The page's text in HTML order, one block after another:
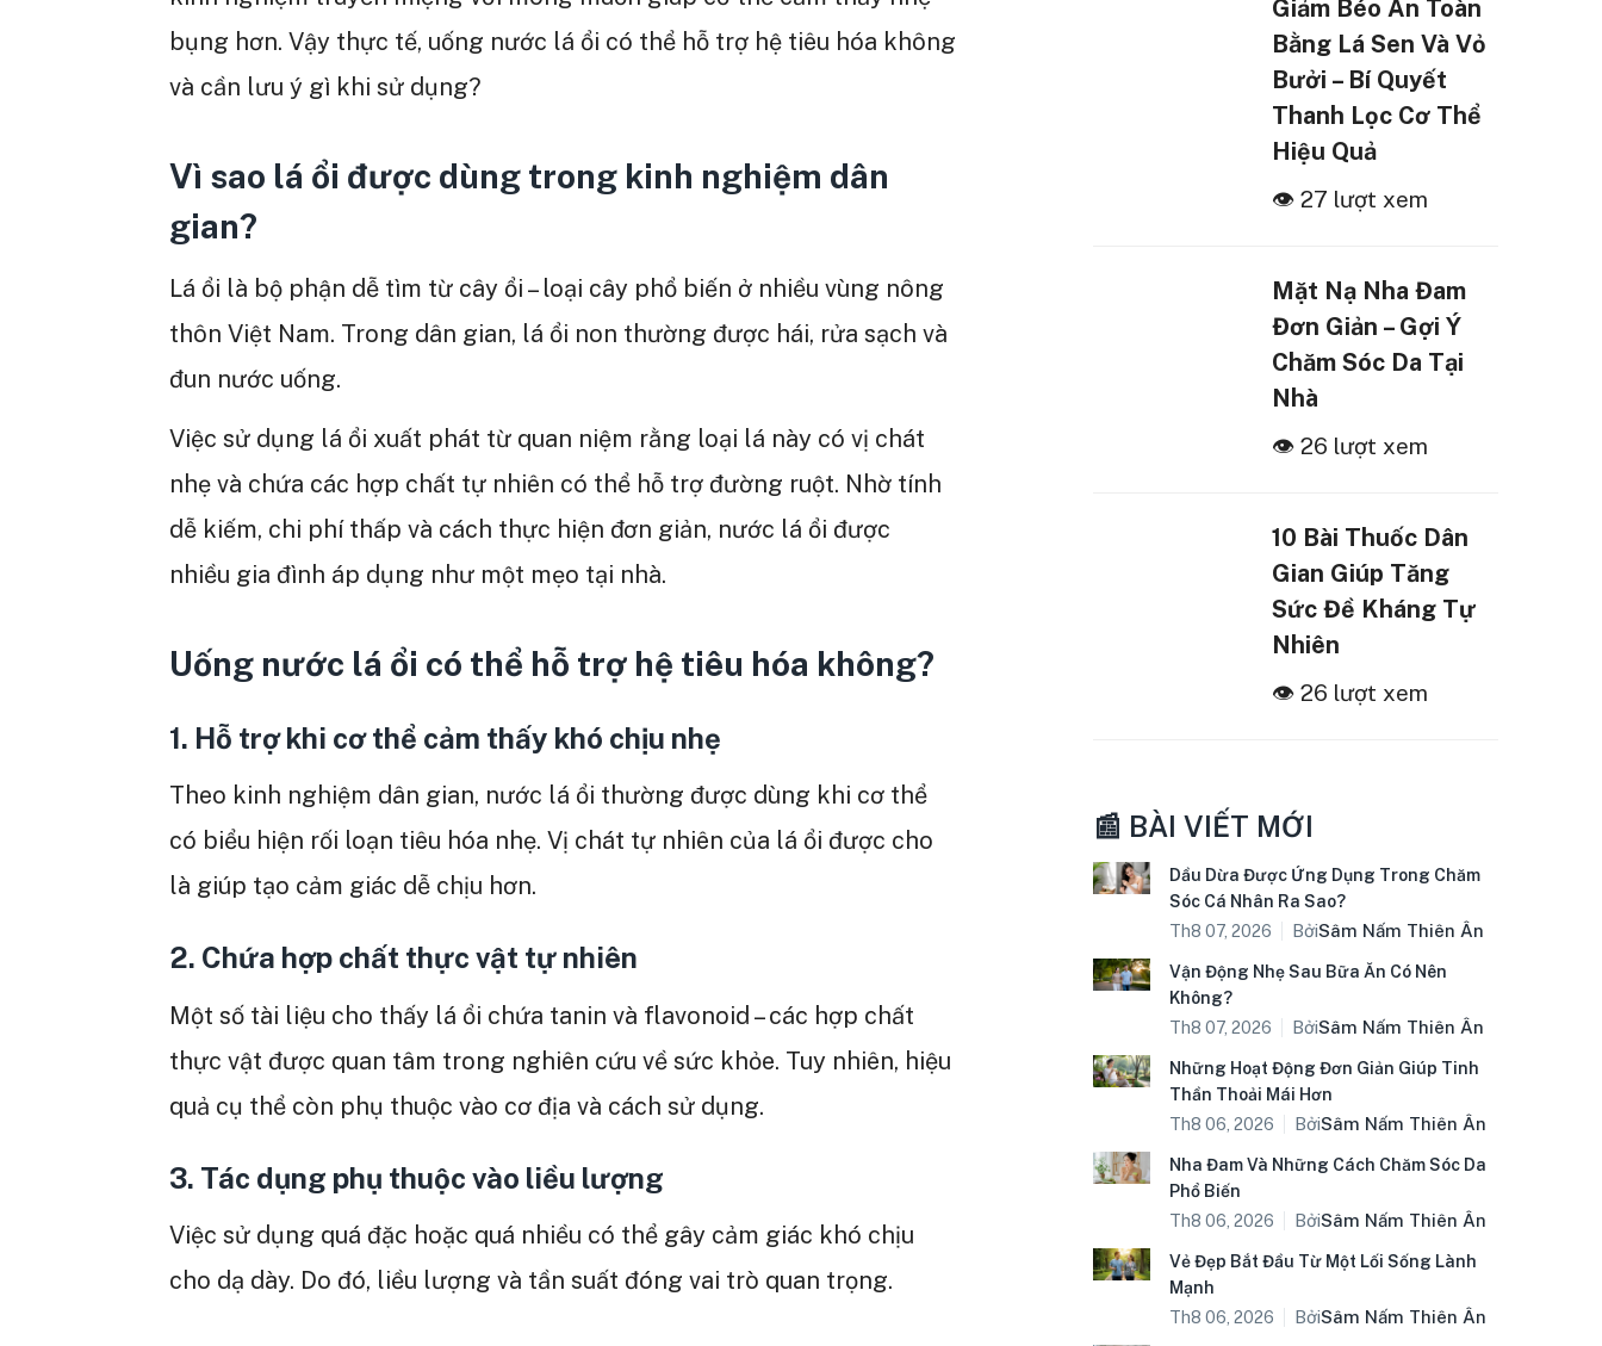
bụng hơn. Vậy thực tế, uống nước lá ổi có thể hỗ trợ hệ tiêu hóa không
và cần lưu ý gì khi sử dụng?
Vì sao lá ổi được dùng trong kinh nghiệm dân
gian?
Lá ổi là bộ phận dễ tìm từ cây ổi – loại cây phổ biến ở nhiều vùng nông
thôn Việt Nam. Trong dân gian, lá ổi non thường được hái, rửa sạch và
đun nước uống.
Việc sử dụng lá ổi xuất phát từ quan niệm rằng loại lá này có vị chát
nhẹ và chứa các hợp chất tự nhiên có thể hỗ trợ đường ruột. Nhờ tính
dễ kiếm, chi phí thấp và cách thực hiện đơn giản, nước lá ổi được
nhiều gia đình áp dụng như một mẹo tại nhà.
Uống nước lá ổi có thể hỗ trợ hệ tiêu hóa không?
1. Hỗ trợ khi cơ thể cảm thấy khó chịu nhẹ
Theo kinh nghiệm dân gian, nước lá ổi thường được dùng khi cơ thể
có biểu hiện rối loạn tiêu hóa nhẹ. Vị chát tự nhiên của lá ổi được cho
là giúp tạo cảm giác dễ chịu hơn.
2. Chứa hợp chất thực vật tự nhiên
Một số tài liệu cho thấy lá ổi chứa tanin và flavonoid – các hợp chất
thực vật được quan tâm trong nghiên cứu về sức khỏe. Tuy nhiên, hiệu
quả cụ thể còn phụ thuộc vào cơ địa và cách sử dụng.
3. Tác dụng phụ thuộc vào liều lượng
Việc sử dụng quá đặc hoặc quá nhiều có thể gây cảm giác khó chịu
cho dạ dày. Do đó, liều lượng và tần suất đóng vai trò quan trọng.
Giảm Béo An Toàn
Bằng Lá Sen Và Vỏ
Bưởi – Bí Quyết
Thanh Lọc Cơ Thể
Hiệu Quả
👁 27 lượt xem
Mặt Nạ Nha Đam
Đơn Giản – Gợi Ý
Chăm Sóc Da Tại
Nhà
👁 26 lượt xem
10 Bài Thuốc Dân
Gian Giúp Tăng
Sức Đề Kháng Tự
Nhiên
👁 26 lượt xem
📰 BÀI VIẾT MỚI
Dầu Dừa Được Ứng Dụng Trong Chăm
Sóc Cá Nhân Ra Sao?
Th8 07, 2026
BởiSâm Nấm Thiên Ân
Vận Động Nhẹ Sau Bữa Ăn Có Nên
Không?
Th8 07, 2026
BởiSâm Nấm Thiên Ân
Những Hoạt Động Đơn Giản Giúp Tinh
Thần Thoải Mái Hơn
Th8 06, 2026
BởiSâm Nấm Thiên Ân
Nha Đam Và Những Cách Chăm Sóc Da
Phổ Biến
Th8 06, 2026
BởiSâm Nấm Thiên Ân
Vẻ Đẹp Bắt Đầu Từ Một Lối Sống Lành
Mạnh
Th8 06, 2026
BởiSâm Nấm Thiên Ân